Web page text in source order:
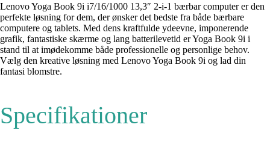
Lenovo Yoga Book 9i i7/16/1000 13,3″ 2-i-1 bærbar computer er den
perfekte løsning for dem, der ønsker det bedste fra både bærbare
computere og tablets. Med dens kraftfulde ydeevne, imponerende
grafik, fantastiske skærme og lang batterilevetid er Yoga Book 9i i
stand til at imødekomme både professionelle og personlige behov.
Vælg den kreative løsning med Lenovo Yoga Book 9i og lad din
fantasi blomstre.
Specifikationer